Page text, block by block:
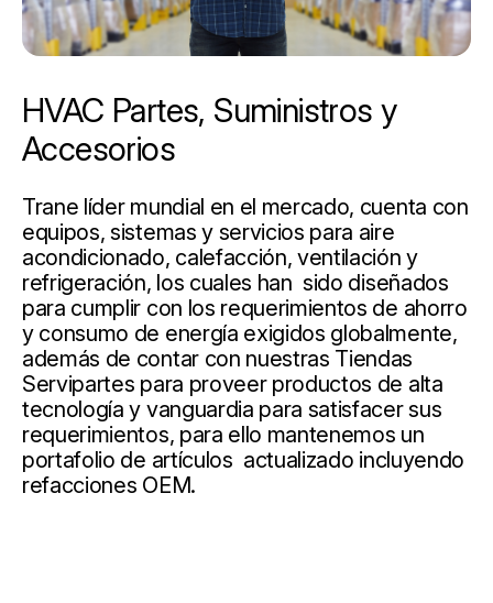
HVAC Partes, Suministros y
Accesorios
Trane líder mundial en el mercado, cuenta con
equipos, sistemas y servicios para aire
acondicionado, calefacción, ventilación y
refrigeración, los cuales han sido diseñados
para cumplir con los requerimientos de ahorro
y consumo de energía exigidos globalmente,
además de contar con nuestras Tiendas
Servipartes para proveer productos de alta
tecnología y vanguardia para satisfacer sus
requerimientos, para ello mantenemos un
portafolio de artículos actualizado incluyendo
refacciones OEM.